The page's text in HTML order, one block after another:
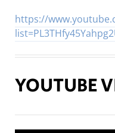
https://
YOUTUBE